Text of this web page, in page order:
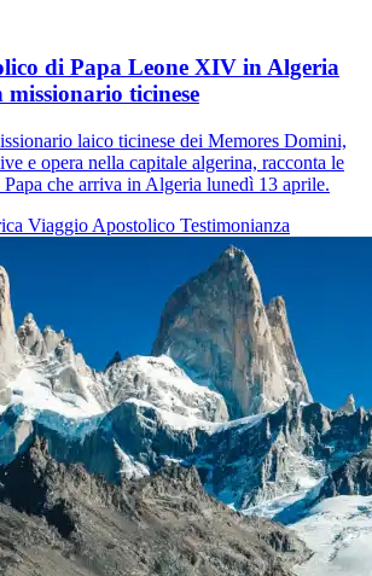
di Papa Leone XIV in Algeria
missionario ticinese
laico ticinese dei Memores Domini,
e opera nella capitale algerina, racconta le
che arriva in Algeria lunedì 13 aprile.
Viaggio Apostolico Testimonianza